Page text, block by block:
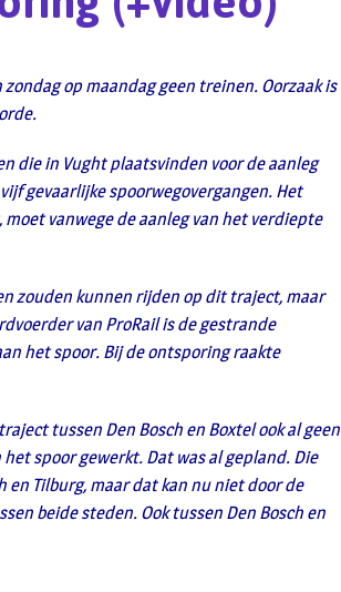
op maandag geen treinen. Oorzaak is
die in Vught plaatsvinden voor de aanleg
gevaarlijke spoorwegovergangen. Het
vanwege de aanleg van het verdiepte
zouden kunnen rijden op dit traject, maar
van ProRail is de gestrande
het spoor. Bij de ontsporing raakte
tussen Den Bosch en Boxtel ook al geen
spoor gewerkt. Dat was al gepland. Die
Tilburg, maar dat kan nu niet door de
beide steden. Ook tussen Den Bosch en